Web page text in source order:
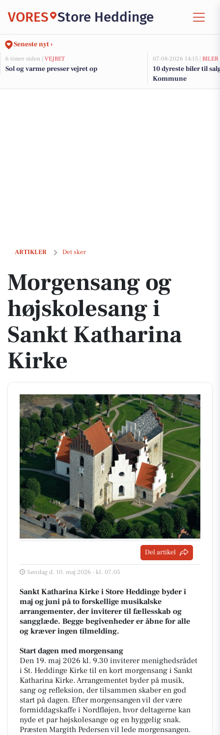
VORES Store Heddinge
Seneste nyt ›
6 timer siden | VEJRET
Sol og varme presser vejret op
07-08-2026 14:15 | BILER
10 dyreste biler til
Kommune
ARTIKLER Det sker
Morgensang og højskolesang i Sankt Katharina Kirke
Morgensang og
højskolesang i
Sankt Katharina
Kirke
Del artikel
Søndag d. 10. maj 2026 - kl. 07:05
Sankt Katharina Kirke i Store Heddinge byder i
maj og juni på to forskellige musikalske
arrangementer, der inviterer til fællesskab og
sangglæde. Begge begivenheder er åbne for alle
og kræver ingen tilmelding.
Start dagen med morgensang
Den 19. maj 2026 kl. 9.30 inviterer menighedsrådet
i St. Heddinge Kirke til en kort morgensang i Sankt
Katharina Kirke. Arrangementet byder på musik,
sang og refleksion, der tilsammen skaber en god
start på dagen. Efter morgensangen vil der være
formiddagskaffe i Nordfløjen, hvor deltagerne kan
nyde et par højskolesange og en hyggelig snak.
Præsten Margith Pedersen vil lede morgensangen.